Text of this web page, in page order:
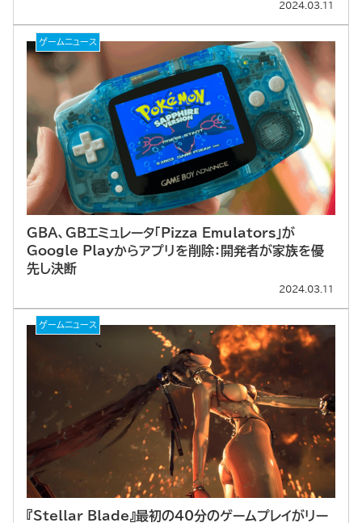
2024.03.11
ゲームニュース
GBA、GBエミュレータ「Pizza Emulators」が
Google Playからアプリを削除：開発者が家族を優
先し決断
2024.03.11
ゲームニュース
『Stellar Blade』最初の40分のゲームプレイがリー